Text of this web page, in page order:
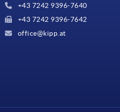
+43 7242 9396-7640
+43 7242 9396-7642
office@kipp.at